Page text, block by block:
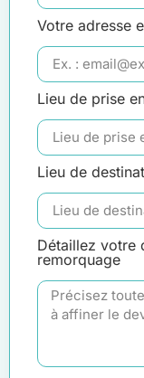
Votre adresse
Lieu de prise
Lieu de
Détaillez votre
remorquage